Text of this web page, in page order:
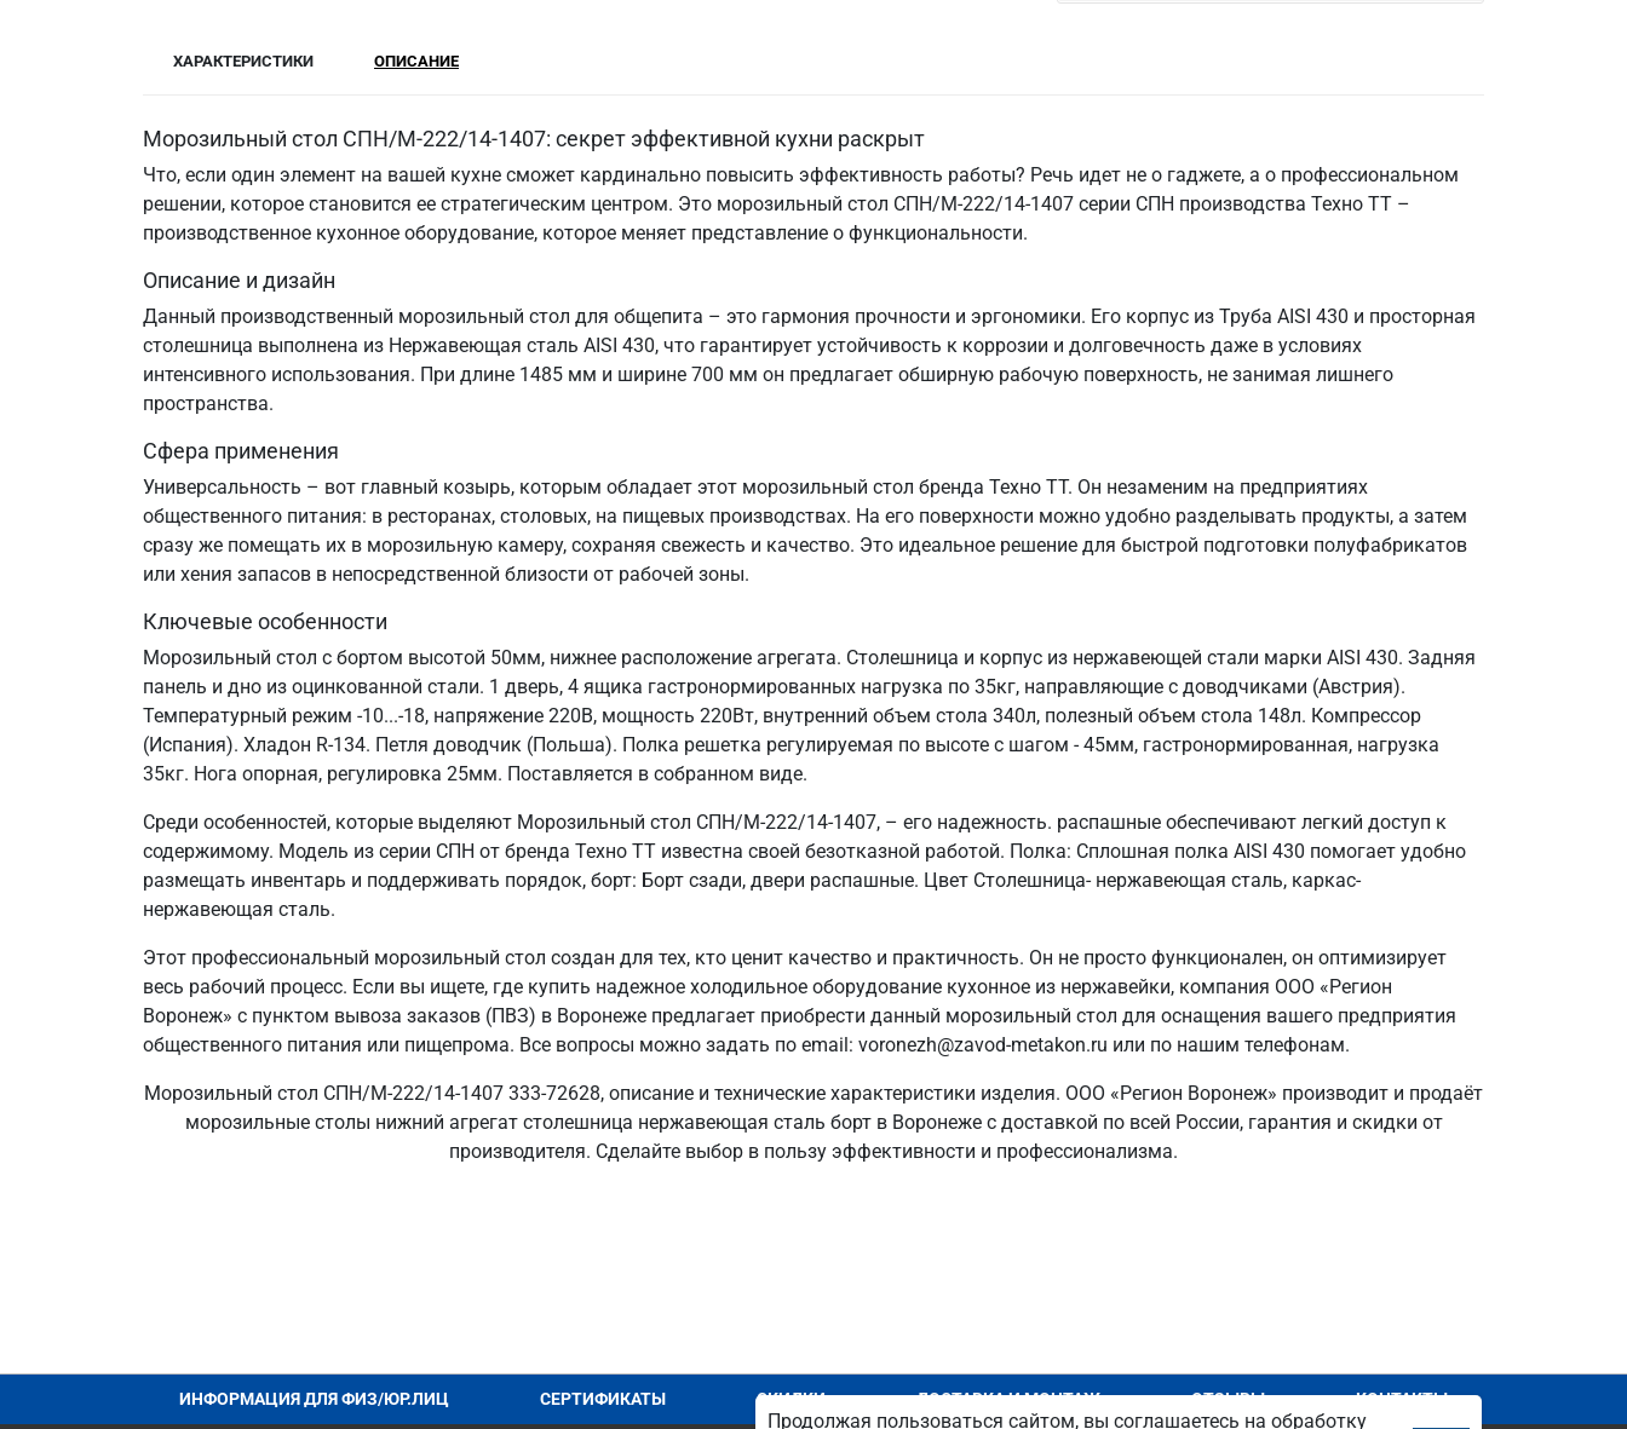
ХАРАКТЕРИСТИКИ ОПИСАНИЕ
Морозильный стол СПН/М-222/14-1407: секрет эффективной кухни раскрыт
Что, если один элемент на вашей кухне сможет кардинально повысить эффективность работы? Речь идет не о гаджете, а о профессиональном
решении, которое становится ее стратегическим центром. Это морозильный стол СПН/М-222/14-1407 серии СПН производства Техно ТТ –
производственное кухонное оборудование, которое меняет представление о функциональности.
Описание и дизайн
Данный производственный морозильный стол для общепита – это гармония прочности и эргономики. Его корпус из Труба AISI 430 и просторная
столешница выполнена из Нержавеющая сталь AISI 430, что гарантирует устойчивость к коррозии и долговечность даже в условиях
интенсивного использования. При длине 1485 мм и ширине 700 мм он предлагает обширную рабочую поверхность, не занимая лишнего
пространства.
Сфера применения
Универсальность – вот главный козырь, которым обладает этот морозильный стол бренда Техно ТТ. Он незаменим на предприятиях
общественного питания: в ресторанах, столовых, на пищевых производствах. На его поверхности можно удобно разделывать продукты, а затем
сразу же помещать их в морозильную камеру, сохраняя свежесть и качество. Это идеальное решение для быстрой подготовки полуфабрикатов
или хения запасов в непосредственной близости от рабочей зоны.
Ключевые особенности
Морозильный стол с бортом высотой 50мм, нижнее расположение агрегата. Столешница и корпус из нержавеющей стали марки AISI 430. Задняя
панель и дно из оцинкованной стали. 1 дверь, 4 ящика гастронормированных нагрузка по 35кг, направляющие с доводчиками (Австрия).
Температурный режим -10...-18, напряжение 220В, мощность 220Вт, внутренний объем стола 340л, полезный объем стола 148л. Компрессор
(Испания). Хладон R-134. Петля доводчик (Польша). Полка решетка регулируемая по высоте с шагом - 45мм, гастронормированная, нагрузка
35кг. Нога опорная, регулировка 25мм. Поставляется в собранном виде.
Среди особенностей, которые выделяют Морозильный стол СПН/М-222/14-1407, – его надежность. распашные обеспечивают легкий доступ к
содержимому. Модель из серии СПН от бренда Техно ТТ известна своей безотказной работой. Полка: Сплошная полка AISI 430 помогает удобно
размещать инвентарь и поддерживать порядок, борт: Борт сзади, двери распашные. Цвет Столешница- нержавеющая сталь, каркас-
нержавеющая сталь.
Этот профессиональный морозильный стол создан для тех, кто ценит качество и практичность. Он не просто функционален, он оптимизирует
весь рабочий процесс. Если вы ищете, где купить надежное холодильное оборудование кухонное из нержавейки, компания ООО «Регион
Воронеж» с пунктом вывоза заказов (ПВЗ) в Воронеже предлагает приобрести данный морозильный стол для оснащения вашего предприятия
общественного питания или пищепрома. Все вопросы можно задать по email: voronezh@zavod-metakon.ru или по нашим телефонам.
Морозильный стол СПН/М-222/14-1407 333-72628, описание и технические характеристики изделия. ООО «Регион Воронеж» производит и продаёт
морозильные столы нижний агрегат столешница нержавеющая сталь борт в Воронеже с доставкой по всей России, гарантия и скидки от
производителя. Сделайте выбор в пользу эффективности и профессионализма.
ИНФОРМАЦИЯ ДЛЯ ФИЗ/ЮР.ЛИЦ СЕРТИФИКАТЫ СКИДКИ ДОСТАВКА И МОНТАЖ ОТЗЫВЫ КОНТАКТЫ
Продолжая пользоваться сайтом, вы соглашаетесь на обработку